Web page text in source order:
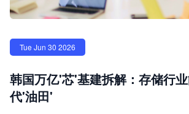
Tue Jun 30 2026
韩国万亿'芯'基建拆解：存储行
代'油田'